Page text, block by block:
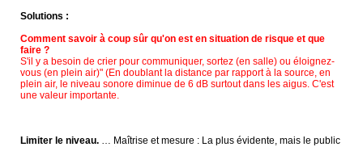
Solutions :
Comment savoir à coup sûr qu'on est en situation de risque et que
faire ?
S'il y a besoin de crier pour communiquer, sortez (en salle) ou éloignez-
vous (en plein air)" (En doublant la distance par rapport à la source, en
plein air, le niveau sonore diminue de 6 dB surtout dans les aigus. C'est
une valeur importante.
Limiter le niveau.
… Maîtrise et mesure : La plus évidente, mais le public